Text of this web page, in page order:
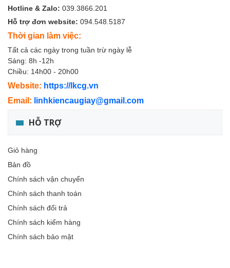
Hotline & Zalo: 039.3866.201
Hỗ trợ đơn website: 094.548.5187
Thời gian làm việc:
Tất cả các ngày trong tuần trừ ngày lễ
Sáng: 8h -12h
Chiều: 14h00 - 20h00
Website: https://lkcg.vn
Email: linhkiencaugiay@gmail.com
HỖ TRỢ
Giỏ hàng
Bản đồ
Chính sách vận chuyển
Chính sách thanh toán
Chính sách đổi trả
Chính sách kiểm hàng
Chính sách bảo mật